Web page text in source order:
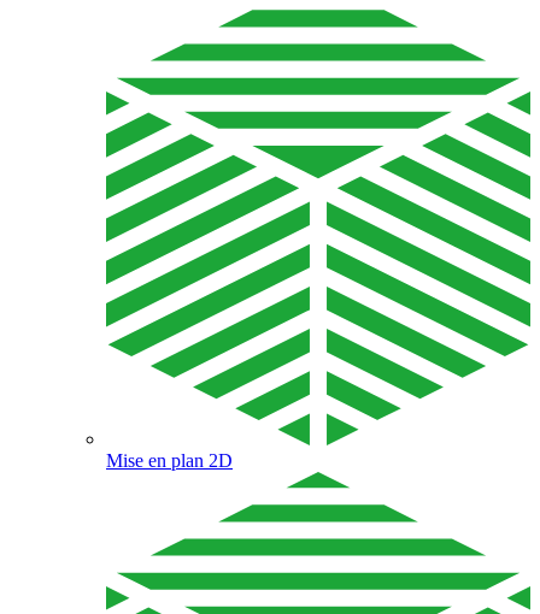
Mise en plan 2D